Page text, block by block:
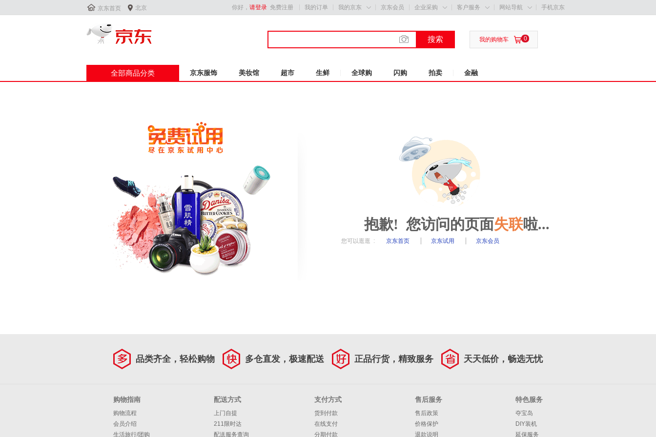
 京东首页  北京 你好， 请登录 免费注册 我的订单 我的京东  京东会员 企业采购  客户服务  网站导航  手机京东
搜索  0
我的购物车
全部商品分类 京东服饰 美妆馆 超市 生鲜 全球购 闪购 拍卖 金融
抱歉! 您访问的页面失联啦...
您可以逛逛 : 京东首页 京东试用 京东会员
品类齐全，轻松购物 多仓直发，极速配送 正品行货，精致服务 天天低价，畅选无忧
购物指南
购物流程
会员介绍
生活旅行/团购
配送方式
上门自提
211限时达
配送服务查询
支付方式
货到付款
在线支付
分期付款
售后服务
售后政策
价格保护
退款说明
特色服务
夺宝岛
DIY装机
延保服务